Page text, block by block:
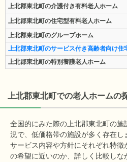
上北郡東北町の介護付き有料老人ホーム
上北郡東北町の住宅型有料老人ホーム
上北郡東北町のグループホーム
上北郡東北町のサービス付き高齢者向け住
上北郡東北町の特別養護老人ホーム
上北郡東北町での老人ホームの
全国的にみた際の上北郡東北町の
況で、低価格帯の施設が多く存在
サービス内容や方針にそれぞれ特
の希望に近いのか、詳しく比較し